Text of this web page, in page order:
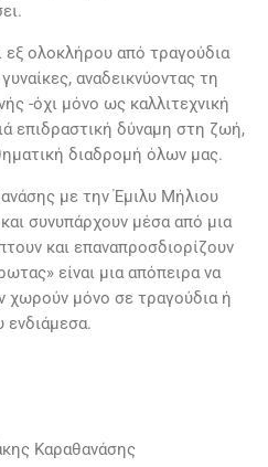
ολοκλήρου από τραγούδια
αναδεικνύοντας τη
-όχι μόνο ως καλλιτεχνική
επιδραστική δύναμη στη ζωή,
διαδρομή όλων μας.
με την Έμιλυ Μήλιου
συνυπάρχουν μέσα από μια
και επαναπροσδιορίζουν
είναι μια απόπειρα να
χωρούν μόνο σε τραγούδια ή
ενδιάμεσα.
Καραθανάσης